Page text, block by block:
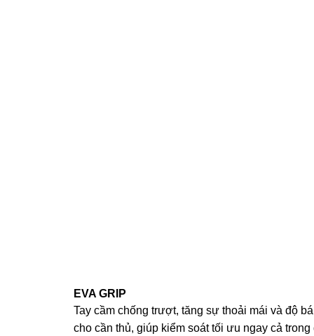
EVA GRIP
Tay cầm chống trượt, tăng sự thoải mái và độ
cho cần thủ, giúp kiểm soát tối ưu ngay cả trong